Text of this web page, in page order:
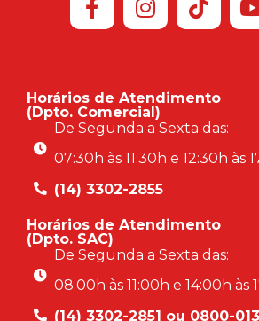
Horários de Atendimento
(Dpto. Comercial)
De Segunda a Sexta das:
07:30h às 11:30h e 12:30h às
(14) 3302-2855
Horários de Atendimento
(Dpto. SAC)
De Segunda a Sexta das:
08:00h às 11:00h e 14:00h às
(14) 3302-2851 ou 0800-